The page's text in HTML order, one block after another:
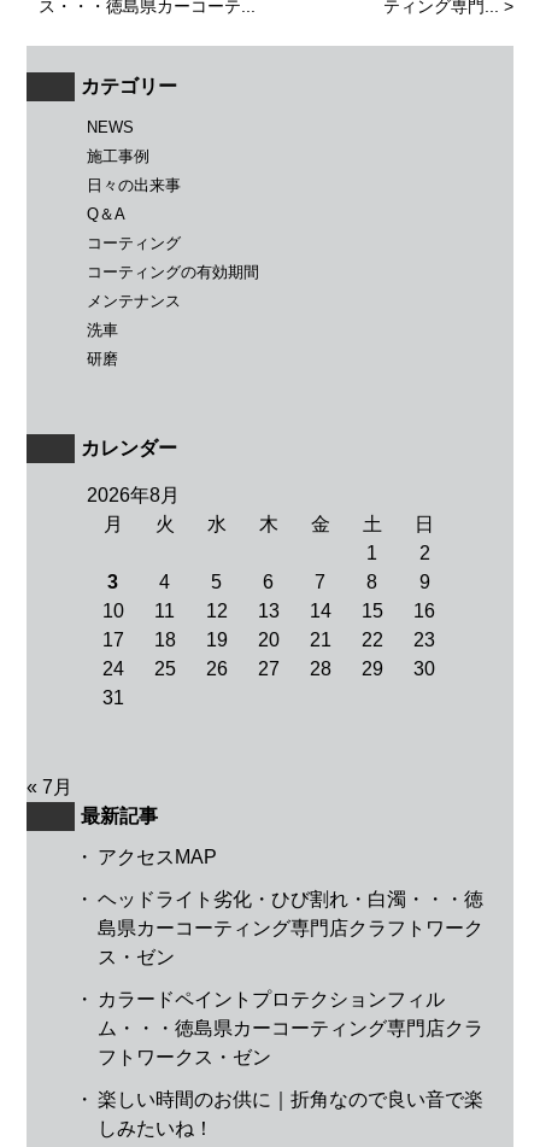
ス・・・徳島県カーコーテ... ティング専門... >
カテゴリー
NEWS
施工事例
日々の出来事
Q＆A
コーティング
コーティングの有効期間
メンテナンス
洗車
研磨
カレンダー
2026年8月
月
火 水 木 金 土
日
1
2
3
4 5 6 7 8
9
10
11 12 13 14 15
16
17
18 19 20 21 22
23
24
25 26 27 28 29
30
31
« 7月
最新記事
・ アクセスMAP
・ ヘッドライト劣化・ひび割れ・白濁・・・徳
島県カーコーティング専門店クラフトワーク
ス・ゼン
・
カラードペイントプロテクションフィル
ム・・・徳島県カーコーティング専門店クラ
フトワークス・ゼン
・ 楽しい時間のお供に｜折角なので良い音で楽
しみたいね！